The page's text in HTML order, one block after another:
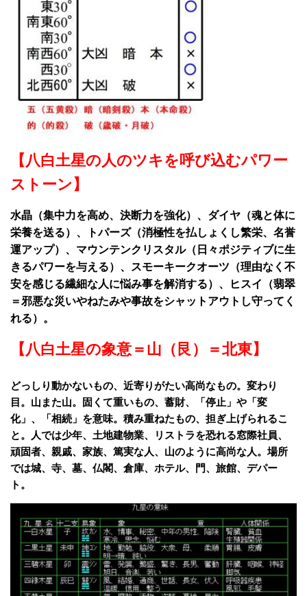
【八白土星の人のツキを呼び込むパワー
ストーン】
水晶（集中力を高め、決断力を強化）、ダイヤ（魂と体に
栄養を送る）、トパーズ（消極性を払しょくし繁栄、名誉
運アップ）、マウンテンクリスタル（日々ポジティブに生
きるパワーを与える）、スモーキークオーツ（理由なく不
安を感じる繊細な人に悩み事を解消する）、ヒスイ（翡翠
＝邪悪な災いやねたみや事故をシャットアウトし守ってく
れる）。
【八白土星の象意＝山（艮）＝北東】
どっしり動かないもの、近寄りがたい高尚なもの。変わり
目。山また山。固くて重いもの、蓄財、「停止」や「変
化」、「相続」を意味。積み重ねたもの、担ぎ上げられるこ
と。人では少年、土地建物業、リストラを恐れる窓際社員、
頑固者、親戚、家族、篤実な人、山のように高尚な人。場所
では城、寺、墓、仏閣、倉庫、ホテル、門、旅館、デパー
ト。